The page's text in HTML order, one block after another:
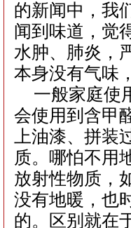
的新闻中，我
闻到味道，觉
水肿、肺炎，
本身没有气味
一般家庭使
会使用到含甲
上油漆、拼
质。哪怕不用
放射性物质，
没有地暖，也
的。区别就在